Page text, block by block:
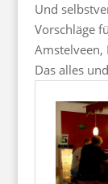
Und
Vorschläge
Amstelveen,
Das alles